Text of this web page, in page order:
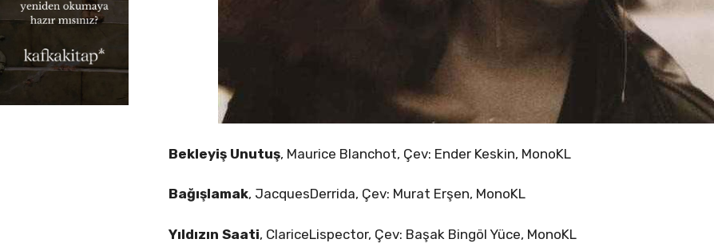
Bekleyiş Unutuş, Maurice Blanchot, Çev: Ender Keskin, MonoKL
Bağışlamak, JacquesDerrida, Çev: Murat Erşen, MonoKL
Yıldızın Saati, ClariceLispector, Çev: Başak Bingöl Yüce, MonoKL